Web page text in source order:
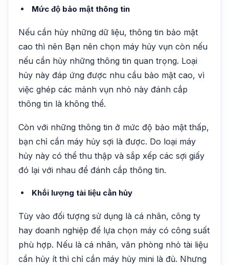
Mức độ bảo mật thông tin
Nếu cần hủy những dữ liệu, thông tin bảo mật
cao thì nên Bạn nên chọn máy hủy vụn còn nếu
nếu cần hủy những thông tin quan trọng. Loại
hủy này đáp ứng được nhu cầu bảo mật cao, vì
việc ghép các mảnh vụn nhỏ này đánh cắp
thông tin là không thể.
Còn với những thông tin ở mức độ bảo mật thấp,
bạn chỉ cần máy hủy sợi là được. Do loại máy
hủy này có thể thu thập và sắp xếp các sợi giấy
đó lại với nhau để đánh cắp thông tin.
Khối lượng tài liệu cần hủy
Tùy vào đối tượng sử dụng là cá nhân, công ty
hay doanh nghiệp để lựa chọn máy có công suất
phù hợp. Nếu là cá nhân, văn phòng nhỏ tài liệu
cần hủy ít thì chỉ cần máy hủy mini là đủ. Nhưng